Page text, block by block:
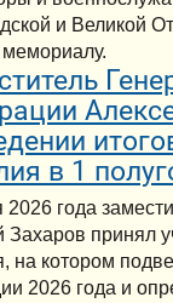
и Великой
мемориалу.
в 1
года
Захаров принял
на котором
2026 года и